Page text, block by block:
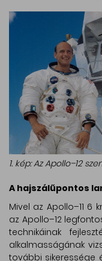
1. kép: Az Apollo–12
A hajszálűpontos
Mivel az Apollo–11
az Apollo–12
technikáinak
alkalmasságának
további sikeressége